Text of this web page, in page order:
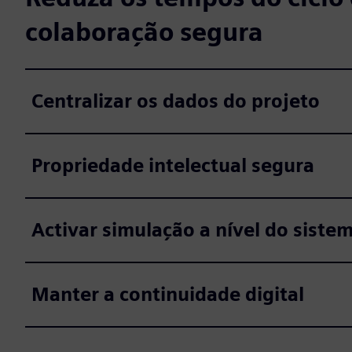
colaboração segura
Centralizar os dados do projeto
Propriedade intelectual segura
Activar simulação a nível do
Manter a continuidade digital